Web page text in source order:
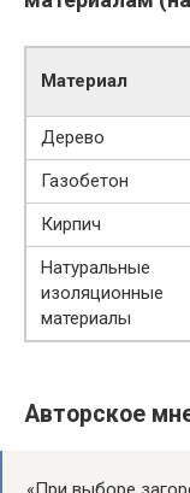
Материал
Дерево
Газобетон
Кирпич
Натуральные
изоляционные
материалы
Авторское